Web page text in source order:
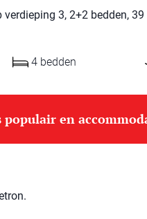
3, 2+2 bedden,
4 bedden
en